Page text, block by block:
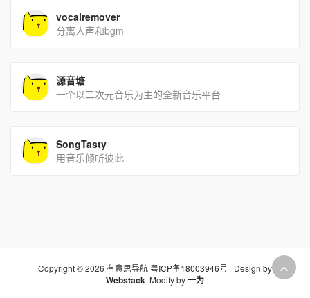
vocalremover
分离人声和bgm
源音塘
一个以二次元音乐为主的全新音乐平台
SongTasty
用音乐倾听彼此
Copyright © 2026 有意思导航粤ICP备18003946号 Design by
Webstack Modify by一为